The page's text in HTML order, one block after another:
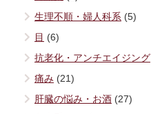
生理不順・婦人科系 (5)
目 (6)
抗老化・アンチエイジング
痛み (21)
肝臓の悩み・お酒 (27)